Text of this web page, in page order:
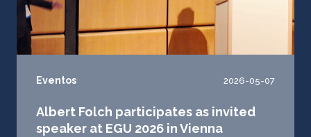
Eventos 2026-05-07
Albert Folch participates as invited
speaker at EGU 2026 in Vienna